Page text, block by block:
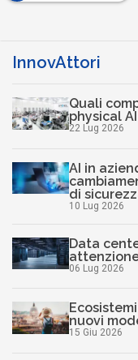
InnovAttori
Quali
physical
22 Lug 2026
AI in
di
10 Lug 2026
Data
06 Lug 2026
nuovi
15 Giu 2026